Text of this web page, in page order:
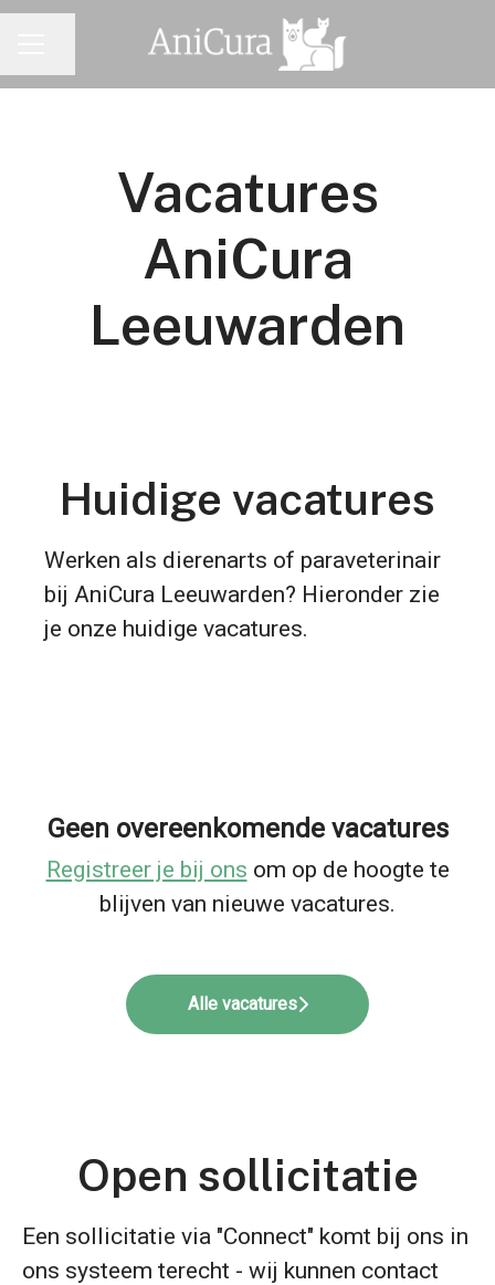
Vacatures
AniCura
Leeuwarden
Huidige vacatures
Werken als dierenarts of paraveterinair
bij AniCura Leeuwarden? Hieronder zie
je onze huidige vacatures.
Geen overeenkomende vacatures
Registreer je bij ons om op de hoogte te
blijven van nieuwe vacatures.
Alle vacatures
Open sollicitatie
Een sollicitatie via "Connect" komt bij ons in
ons systeem terecht - wij kunnen contact